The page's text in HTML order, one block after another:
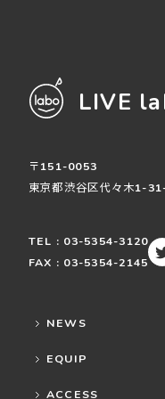
LIVE
〒151-0053
東京都渋谷区代々木1-
TEL : 03-5354-3120
FAX : 03-5354-2145
NEWS
EQUIP
ACCESS